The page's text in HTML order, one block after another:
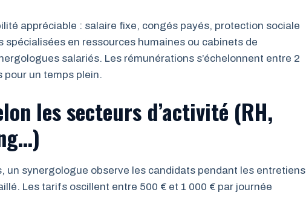
appréciable : salaire fixe, congés payés, protection sociale
en ressources humaines ou cabinets de
salariés. Les rémunérations s’échelonnent entre 2
pour un temps plein.
les secteurs d’activité (RH,
un synergologue observe les candidats pendant les entretiens
Les tarifs oscillent entre 500 € et 1 000 € par journée